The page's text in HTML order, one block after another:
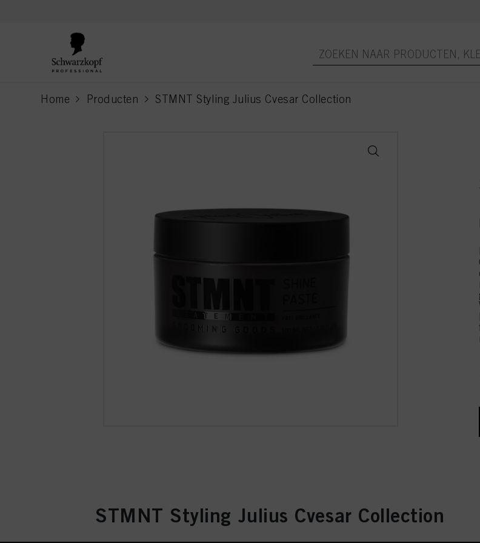
Home Producten STMNT Styling Julius Cvesar Collection
current page
STMNT Styling Julius Cvesar Collection